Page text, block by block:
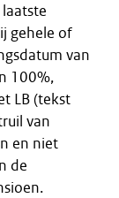
gehele of
van
100%,
LB (tekst
van
en niet
de